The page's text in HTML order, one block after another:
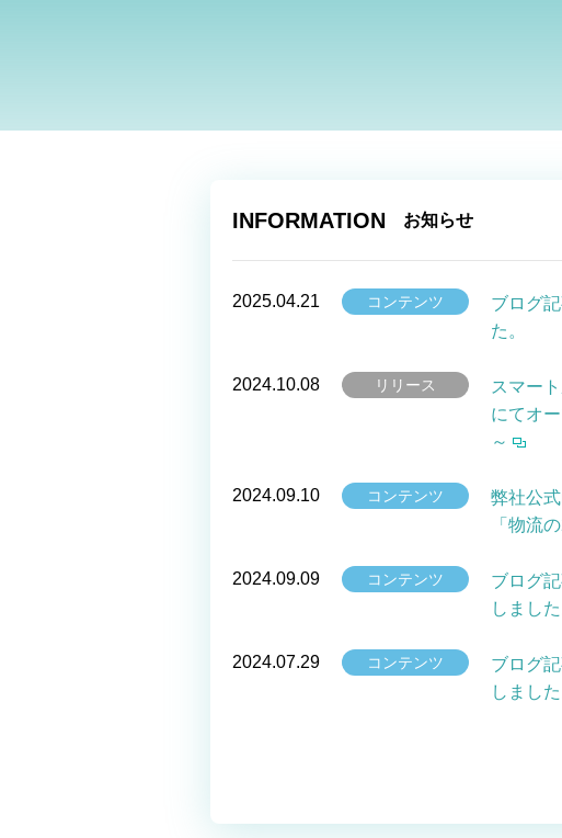
INFORMATION お知らせ
2025.04.21 コンテンツ
ブログ
た。
2024.10.08 リリース
スマー
にてオ
～
2024.09.10 コンテンツ
弊社公
「物流
2024.09.09 コンテンツ
ブログ
しました
2024.07.29 コンテンツ
ブログ
しました